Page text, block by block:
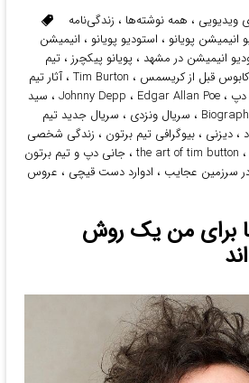
ویدیویی ، همه نوشته‌ها ، زندگی‌نامه
انیمیشن پویانو ، استودیو پویانو ، انیمیشن
انیمیشن در مشهد ، پویانو پیکچرز ، تیم
کابوس قبل از کریسمس ، Tim Burton،آثار تیم
دپ ، Johnny Depp ، Edgar Allan Poe ، سید
، سریال ونزدی ، سریال جدید تیم
، دیزنی ، بیوگرافی تیم برتون ، زندگی شخصی
، the art of tim button، جانی دپ و تیم برتون
سرزمین عجایب ، ادوارد دست قیچی ، عروس
برای من یک روش